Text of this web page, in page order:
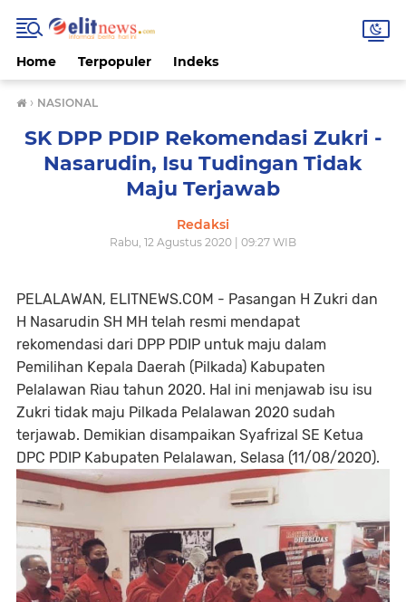
Home Terpopuler Indeks
› NASIONAL
SK DPP PDIP Rekomendasi Zukri -
Nasarudin, Isu Tudingan Tidak
Maju Terjawab
Redaksi
Rabu, 12 Agustus 2020 | 09:27 WIB
PELALAWAN, ELITNEWS.COM - Pasangan H Zukri dan
H Nasarudin SH MH telah resmi mendapat
rekomendasi dari DPP PDIP untuk maju dalam
Pemilihan Kepala Daerah (Pilkada) Kabupaten
Pelalawan Riau tahun 2020. Hal ini menjawab isu isu
Zukri tidak maju Pilkada Pelalawan 2020 sudah
terjawab. Demikian disampaikan Syafrizal SE Ketua
DPC PDIP Kabupaten Pelalawan, Selasa (11/08/2020).